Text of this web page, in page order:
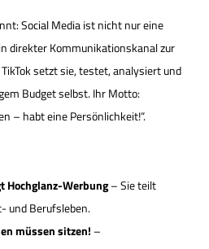
Social Media ist nicht nur eine
direkter Kommunikationskanal zur
setzt sie, testet, analysiert und
Budget selbst. Ihr Motto:
– habt eine Persönlichkeit!“.
Hochglanz-Werbung– Sie teilt
und Berufsleben.
müssen sitzen! –